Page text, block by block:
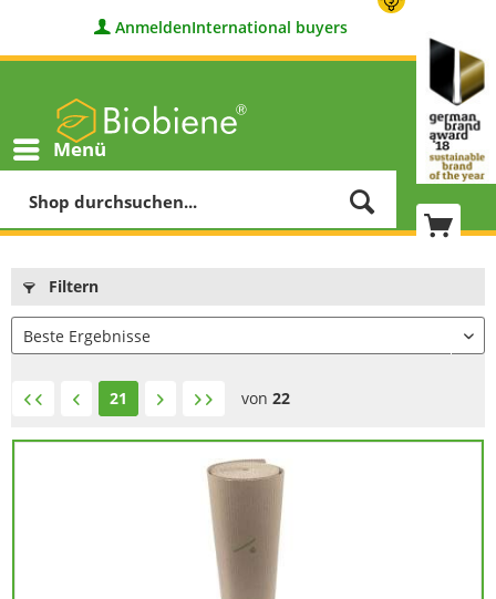
AnmeldenInternational buyers
Menü
Filtern
21 von 22